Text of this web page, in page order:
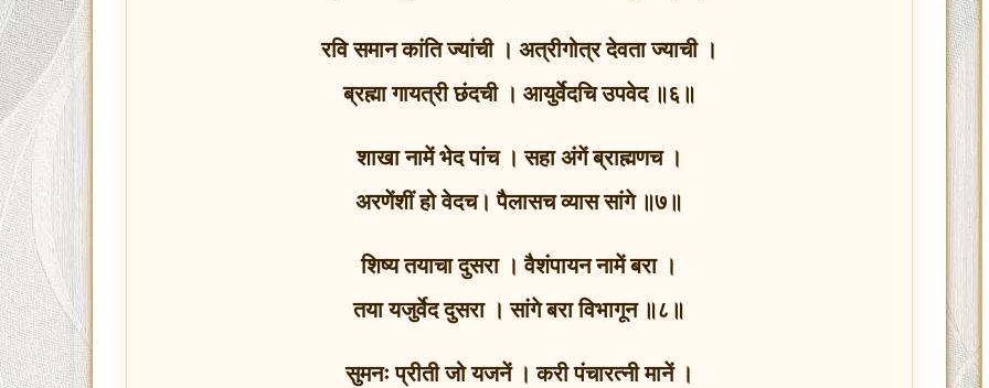
रवि समान कांति ज्यांची । अत्रीगोत्र देवता ज्याची ।
ब्रह्मा गायत्री छंदची । आयुर्वेदचि उपवेद ॥६॥
शाखा नामें भेद पांच । सहा अंगें ब्राह्मणच ।
अरणेंशीं हो वेदच। पैलासच व्यास सांगे ॥७॥
शिष्य तयाचा दुसरा । वैशंपायन नामें बरा ।
तया यजुर्वेद दुसरा । सांगे बरा विभागून ॥८॥
सुमनः प्रीती जो यजनें । करी पंचारत्‍नी मानें ।